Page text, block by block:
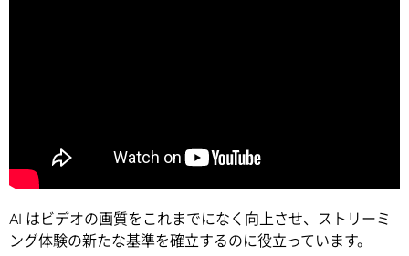
AI はビデオの画質をこれまでになく向上させ、ストリーミ
ング体験の新たな基準を確立するのに役立っています。